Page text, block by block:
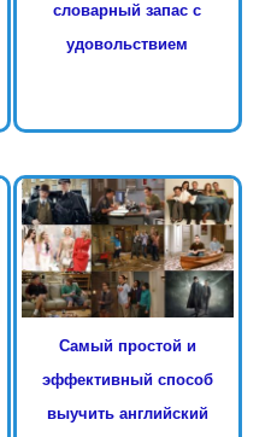
словарный запас с
удовольствием
Самый простой и
эффективный способ
выучить английский